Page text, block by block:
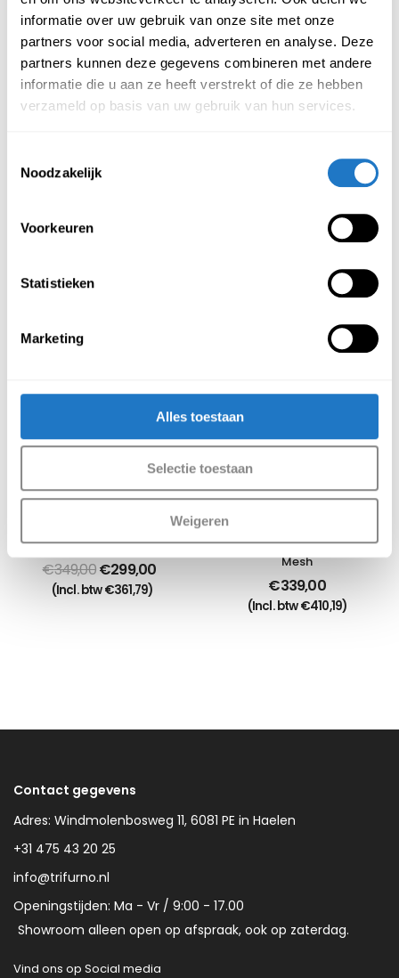
informatie over uw gebruik van onze site met onze
partners voor social media, adverteren en analyse. Deze
partners kunnen deze gegevens combineren met andere
informatie die u aan ze heeft verstrekt of die ze hebben
verzameld op basis van uw gebruik van hun services.
Noodzakelijk
Voorkeuren
Statistieken
Marketing
Alles toestaan
Selectie toestaan
Weigeren
Deze bureauverhoger is alleen beschikbaar in het zwart en is
na het uitpakken van de verpakking per direct bruikbaar.
Heeft een hoogtebereik van 55 – 408 mm
Garantieperiode van 3 jaar
Bureaustoel Air
€349,00€299,00
(Incl. btw€361,79)
Bureaustoel Soreva
Mesh
€339,00
(Incl. btw€410,19)
Contact gegevens
Adres: Windmolenbosweg 11, 6081 PE in Haelen
+31 475 43 20 25
info@trifurno.nl
Openingstijden: Ma - Vr / 9:00 - 17.00
Showroom alleen open op afspraak, ook op zaterdag.
Vind ons op Social media